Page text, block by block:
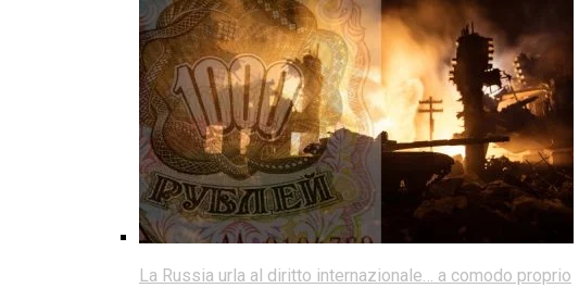
La Russia urla al diritto internazionale… a comodo proprio